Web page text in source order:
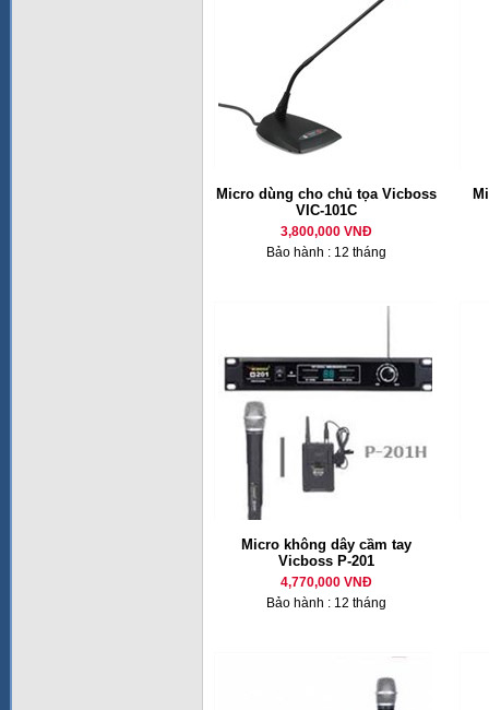
Micro dùng cho chủ tọa Vicboss
VIC-101C
3,800,000 VNĐ
Bảo hành : 12 tháng
Micro không dây cầm tay
Vicboss P-201
4,770,000 VNĐ
Bảo hành : 12 tháng